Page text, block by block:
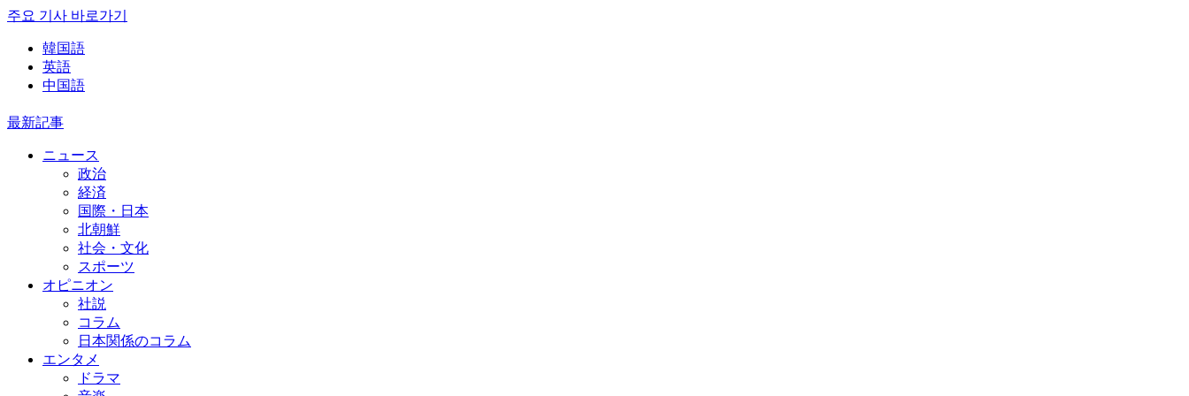
주요 기사 바로가기
韓国語
英語
中国語
最新記事
ニュース
政治
経済
国際・日本
北朝鮮
社会・文化
スポーツ
オピニオン
社説
コラム
日本関係のコラム
エンタメ
ドラマ